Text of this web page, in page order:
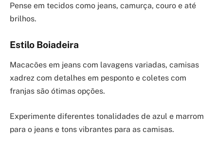
Pense em tecidos como jeans, camurça, couro e até
brilhos.
Estilo Boiadeira
Macacões em jeans com lavagens variadas, camisas
xadrez com detalhes em pesponto e coletes com
franjas são ótimas opções.
Experimente diferentes tonalidades de azul e marrom
para o jeans e tons vibrantes para as camisas.